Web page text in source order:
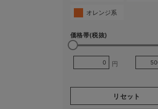
オレンジ系
価格帯(税抜)
円
リセット